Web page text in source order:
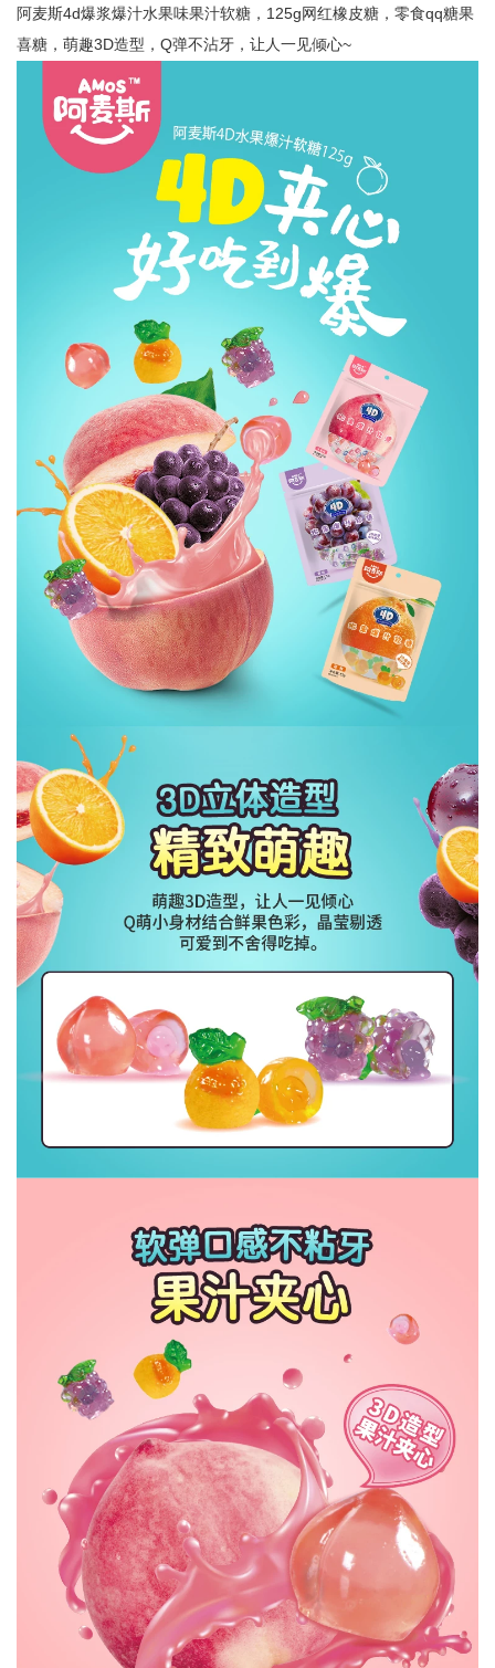
阿麦斯4d爆浆爆汁水果味果汁软糖，125g网红橡皮糖，零食qq糖果
喜糖，萌趣3D造型，Q弹不沾牙，让人一见倾心~